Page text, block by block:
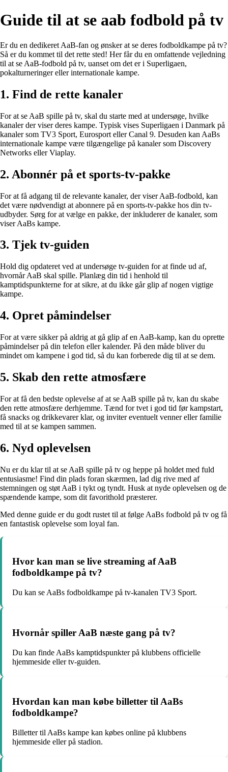
Guide til at se aab fodbold på tv
Er du en dedikeret AaB-fan og ønsker at se deres fodboldkampe på tv?
Så er du kommet til det rette sted! Her får du en omfattende vejledning
til at se AaB-fodbold på tv, uanset om det er i Superligaen,
pokalturneringer eller internationale kampe.
1. Find de rette kanaler
For at se AaB spille på tv, skal du starte med at undersøge, hvilke
kanaler der viser deres kampe. Typisk vises Superligaen i Danmark på
kanaler som TV3 Sport, Eurosport eller Canal 9. Desuden kan AaBs
internationale kampe være tilgængelige på kanaler som Discovery
Networks eller Viaplay.
2. Abonnér på et sports-tv-pakke
For at få adgang til de relevante kanaler, der viser AaB-fodbold, kan
det være nødvendigt at abonnere på en sports-tv-pakke hos din tv-
udbyder. Sørg for at vælge en pakke, der inkluderer de kanaler, som
viser AaBs kampe.
3. Tjek tv-guiden
Hold dig opdateret ved at undersøge tv-guiden for at finde ud af,
hvornår AaB skal spille. Planlæg din tid i henhold til
kamptidspunkterne for at sikre, at du ikke går glip af nogen vigtige
kampe.
4. Opret påmindelser
For at være sikker på aldrig at gå glip af en AaB-kamp, kan du oprette
påmindelser på din telefon eller kalender. På den måde bliver du
mindet om kampene i god tid, så du kan forberede dig til at se dem.
5. Skab den rette atmosfære
For at få den bedste oplevelse af at se AaB spille på tv, kan du skabe
den rette atmosfære derhjemme. Tænd for tvet i god tid før kampstart,
få snacks og drikkevarer klar, og inviter eventuelt venner eller familie
med til at se kampen sammen.
6. Nyd oplevelsen
Nu er du klar til at se AaB spille på tv og heppe på holdet med fuld
entusiasme! Find din plads foran skærmen, lad dig rive med af
stemningen og støt AaB i tykt og tyndt. Husk at nyde oplevelsen og de
spændende kampe, som dit favorithold præsterer.
Med denne guide er du godt rustet til at følge AaBs fodbold på tv og få
en fantastisk oplevelse som loyal fan.
Hvor kan man se live streaming af AaB
fodboldkampe på tv?
Du kan se AaBs fodboldkampe på tv-kanalen TV3 Sport.
Hvornår spiller AaB næste gang på tv?
Du kan finde AaBs kamptidspunkter på klubbens officielle
hjemmeside eller tv-guiden.
Hvordan kan man købe billetter til AaBs
fodboldkampe?
Billetter til AaBs kampe kan købes online på klubbens
hjemmeside eller på stadion.